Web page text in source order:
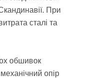
При
сталі та
обшивок
опір